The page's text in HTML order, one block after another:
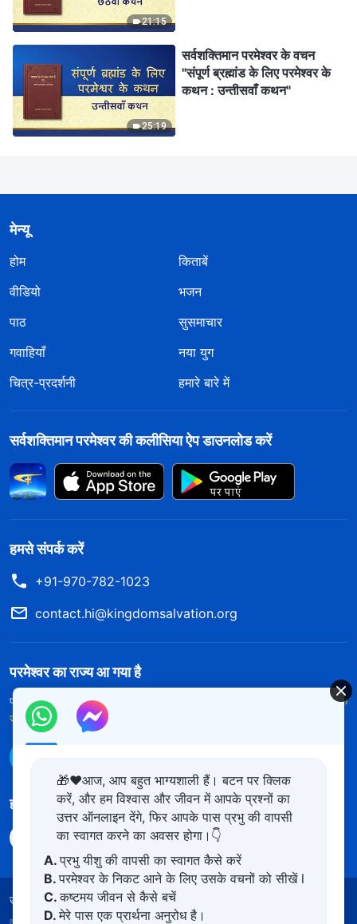
21:15
25:19
सर्वशक्तिमान परमेश्वर के वचन
"संपूर्ण ब्रह्मांड के लिए परमेश्वर के
कथन : उन्तीसवाँ कथन"
मेन्यू
होम
किताबें
वीडियो
भजन
पाठ
सुसमाचार
गवाहियाँ
नया युग
चित्र-प्रदर्शनी
हमारे बारे में
सर्वशक्तिमान परमेश्वर की कलीसिया ऐप डाउनलोड करें
हमसे संपर्क करें
+91-970-782-1023
contact.hi@kingdomsalvation.org
परमेश्वर का राज्य आ गया है
परमेश्वर का राज्य पृथ्वी पर आ गया है! क्या आप इसमें प्रवेश करना चाहते हैं?
और अधिक
जानें
हमारा अनुसरण करें
उपयोग की शर्तें गोपनीयता नीत साभार
🎁❤️आज, आप बहुत भाग्यशाली हैं। बटन पर क्लिक
करें, और हम विश्वास और जीवन में आपके प्रश्नों का
उत्तर ऑनलाइन देंगे, फिर आपके पास प्रभु की वापसी
का स्वागत करने का अवसर होगा।👇
A.प्रभु यीशु की वापसी का स्वागत कैसे करें
B.परमेश्वर के निकट आने के लिए उसके वचनों को सीखें l
C.कष्टमय जीवन से कैसे बचें
D.मेरे पास एक प्रार्थना अनुरोध है।